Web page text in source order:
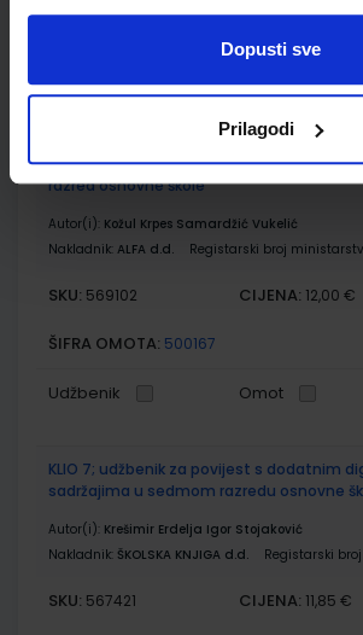
Dopusti sve
Prilagodi
Udžbenik Omot
MOJA ZEMLJA 3; radna bilježnica iz
razred osnovne škole
Autor(i): Kožul Krpes Samardžić Vukelić
Nakladnik: ALFA d.d. Registarski broj
SKU: 569102 CIJENA: 12,00 €
ŠIFRA OMOTA: 500167
Udžbenik Omot
KLIO 7; udžbenik za povijest s dodatnim
sadržajima u sedmom razredu osnovne
Autor(i): Krešimir Erdelja Igor Stojaković
Nakladnik: ŠKOLSKA KNJIGA d.d. Registarski
SKU: 567421 CIJENA: 11,85 €